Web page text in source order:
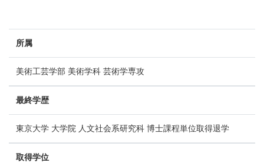
所属
美術工芸学部 美術学科 芸術学専攻
最終学歴
東京大学 大学院 人文社会系研究科 博士課程単位取得退学
取得学位